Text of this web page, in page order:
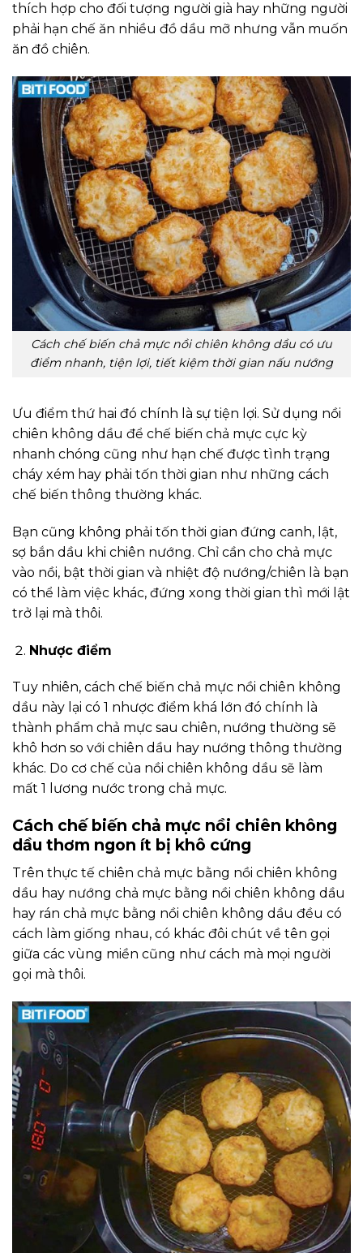
thích hợp cho đối tượng người già hay những người
phải hạn chế ăn nhiều đồ dầu mỡ nhưng vẫn muốn
ăn đồ chiên.
Cách chế biến chả mực nồi chiên không dầu có ưu
điểm nhanh, tiện lợi, tiết kiệm thời gian nấu nướng
Ưu điểm thứ hai đó chính là sự tiện lợi. Sử dụng nồi
chiên không dầu để chế biến chả mực cực kỳ
nhanh chóng cũng như hạn chế được tình trạng
cháy xém hay phải tốn thời gian như những cách
chế biến thông thường khác.
Bạn cũng không phải tốn thời gian đứng canh, lật,
sợ bắn dầu khi chiên nướng. Chỉ cần cho chả mực
vào nồi, bật thời gian và nhiệt độ nướng/chiên là bạn
có thể làm việc khác, đứng xong thời gian thì mới lật
trở lại mà thôi.
Nhược điểm
Tuy nhiên, cách chế biến chả mực nồi chiên không
dầu này lại có 1 nhược điểm khá lớn đó chính là
thành phẩm chả mực sau chiên, nướng thường sẽ
khô hơn so với chiên dầu hay nướng thông thường
khác. Do cơ chế của nồi chiên không dầu sẽ làm
mất 1 lương nước trong chả mực.
Cách chế biến chả mực nồi chiên không
dầu thơm ngon ít bị khô cứng
Trên thực tế chiên chả mực bằng nồi chiên không
dầu hay nướng chả mực bằng nồi chiên không dầu
hay rán chả mực bằng nồi chiên không dầu đều có
cách làm giống nhau, có khác đôi chút về tên gọi
giữa các vùng miền cũng như cách mà mọi người
gọi mà thôi.